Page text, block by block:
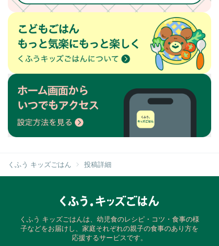
くふう キッズごはん 投稿詳細
くふう キッズごはんは、幼児食のレシピ・コツ・食事の様
子などをお届けし、家庭それぞれの親子の食事のあり方を
応援するサービスです。